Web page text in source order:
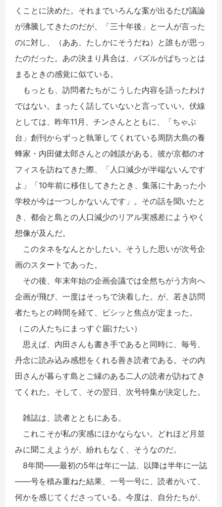
くことに決めた。それまでいろんな案が出るたび議論
が沸騰してきたのだが、「三十年後」と一人が言った
のに対し、（ああ、たしかにそうだね）と誰もが思っ
たのだった。あの決まり具合は、パズルがぱちっとは
まるときの感覚に似ている。
もっとも、訪問者たちがこうした内容を語ったわけ
ではない。まったく話していないと言っていい。伏線
としては、昨年11月、チンさんとともに、「ちゃぶ
台」創刊からずっと執筆してくれている周防大島の養
蜂家・内田健太郎さんとの雑談がある。彼が京都のオ
フィスを訪ねてきた際、「人口減少が半端ないんです
よ」「10年前に移住してきたとき、集落に十あった小
学校が今は一つしかないんです」。その話を聞いたと
き、都会と島との人口減少のリアル実感差にようやく
想像が及んだ。
このタネをなんとかしたい。そうした思いが次号企
画のスタートであった。
その後、年末年始の企画会議では全然ちがう方向へ
企画が飛び、一度はそっちで決着した。が、若き訪問
者たちとの時間を経て、ビシッと焦点が定まった。
（この人たちにまっすぐ届けたい）
思えば、内田さんも書き手であると同時に、毎号、
丹念に読み込み感想をくれる善き読者である。その内
田さんが暮らす島とご縁のある二人の読者が訪ねてき
てくれた。そして、その翌日、次号特集が決定した。
雑誌は、読者とともにある。
これこそが私の実感にほかならない。どれほど月並
みに聞こえようが、紛れもなく、そうなのだ。
8年間――最初の5年は年に一誌、以降は半年に一誌
――号を積み重ねた結果、一号一号に、読者がいて、
何かを感じてくださっている。今度は、自分たちが、